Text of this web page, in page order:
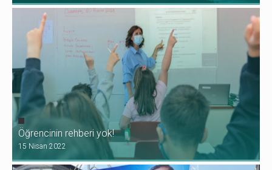
Öğrencinin rehberi yok!
15 Nisan 2022